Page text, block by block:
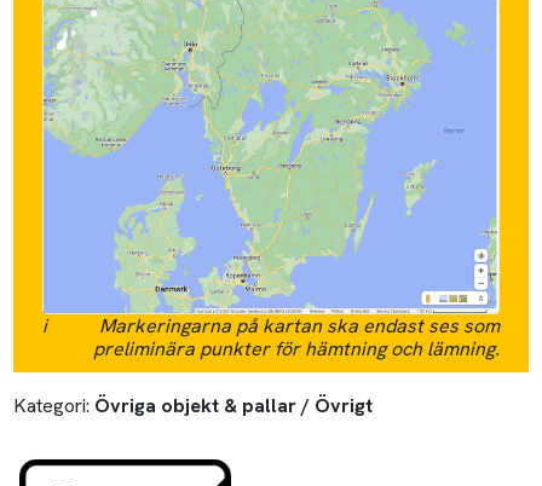
i
Markeringarna på kartan ska endast ses som
preliminära punkter för hämtning och lämning.
Kategori: Övriga objekt & pallar / Övrigt